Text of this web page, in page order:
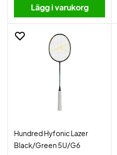
Lägg i varukorg
Hundred Hyfonic Lazer
Black/Green 5U/G6